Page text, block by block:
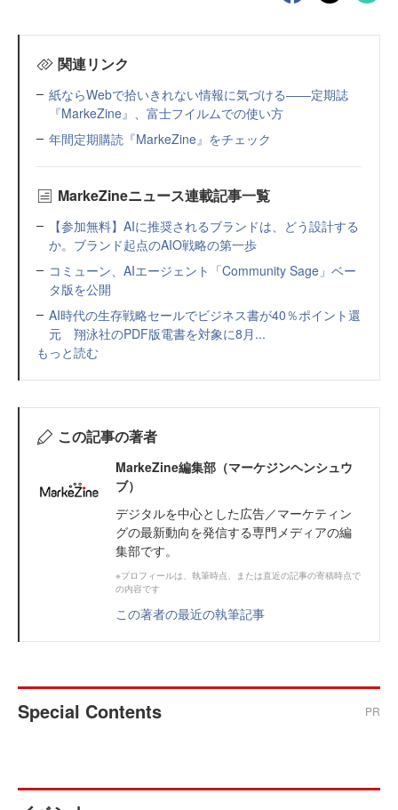
関連リンク
紙ならWebで拾いきれない情報に気づける――定期誌
『MarkeZine』、富士フイルムでの使い方
年間定期購読『MarkeZine』をチェック
MarkeZineニュース連載記事一覧
【参加無料】AIに推奨されるブランドは、どう設計する
か。ブランド起点のAIO戦略の第一歩
コミューン、AIエージェント「Community Sage」ベー
タ版を公開
AI時代の生存戦略セールでビジネス書が40％ポイント還
元 翔泳社のPDF版電書を対象に8月...
もっと読む
この記事の著者
MarkeZine編集部（マーケジンヘンシュウ
ブ）
デジタルを中心とした広告／マーケティン
グの最新動向を発信する専門メディアの編
集部です。
※プロフィールは、執筆時点、または直近の記事の寄稿時点で
の内容です
この著者の最近の執筆記事
Special Contents PR